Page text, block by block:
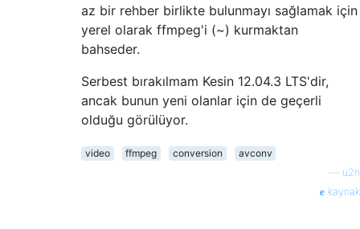
az bir rehber birlikte bulunmayı sağlamak için
yerel olarak ffmpeg'i (~) kurmaktan
bahseder.
Serbest bırakılmam Kesin 12.04.3 LTS'dir,
ancak bunun yeni olanlar için de geçerli
olduğu görülüyor.
video ffmpeg conversion
avconv
u2n
kaynak